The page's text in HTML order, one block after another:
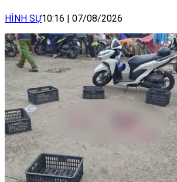
HÌNH SỰ10:16 | 07/08/2026